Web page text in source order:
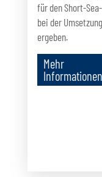
für den Short-
bei der Umsetzung
ergeben.
Mehr
Informationen